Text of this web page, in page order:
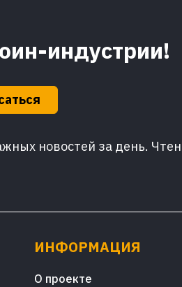
индустрии!
новостей за день.
ИНФОРМАЦИЯ
О проекте